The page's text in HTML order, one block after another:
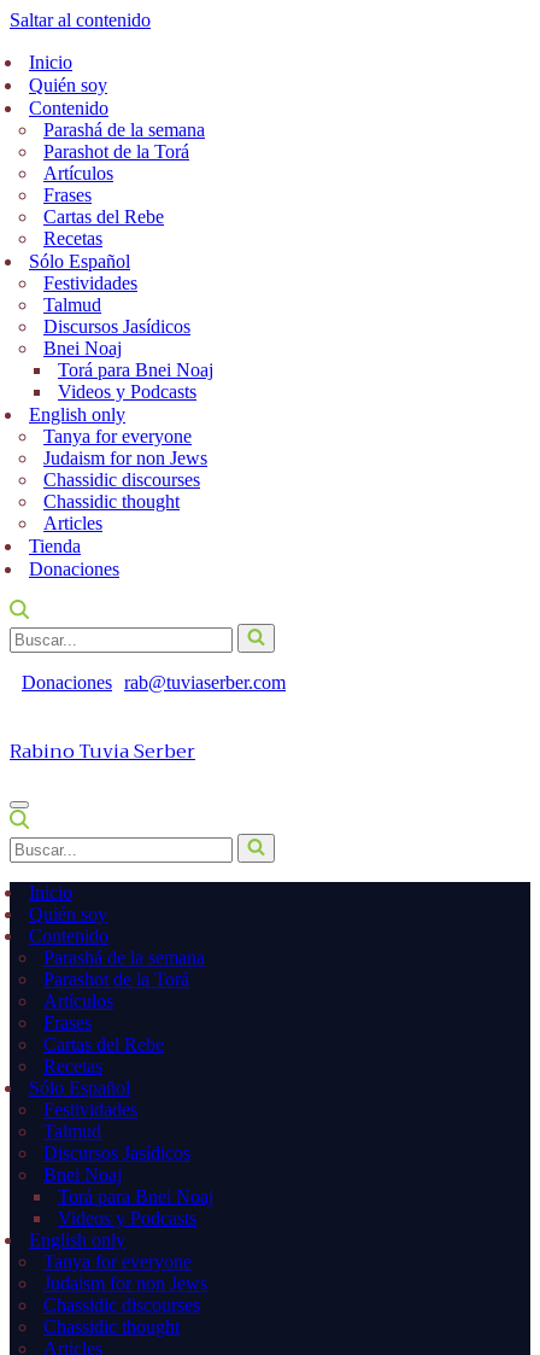
Saltar al contenido
Inicio
Quién soy
Contenido
Parashá de la semana
Parashot de la Torá
Artículos
Frases
Cartas del Rebe
Recetas
Sólo Español
Festividades
Talmud
Discursos Jasídicos
Bnei Noaj
Torá para Bnei Noaj
Videos y Podcasts
English only
Tanya for everyone
Judaism for non Jews
Chassidic discourses
Chassidic thought
Articles
Tienda
Donaciones
Buscar...
Donaciones rab@tuviaserber.com
Rabino Tuvia Serber
Menú
de
navegación
Buscar...
Inicio
Quién soy
Contenido
Parashá de la semana
Parashot de la Torá
Artículos
Frases
Cartas del Rebe
Recetas
Sólo Español
Festividades
Talmud
Discursos Jasídicos
Bnei Noaj
Torá para Bnei Noaj
Videos y Podcasts
English only
Tanya for everyone
Judaism for non Jews
Chassidic discourses
Chassidic thought
Articles